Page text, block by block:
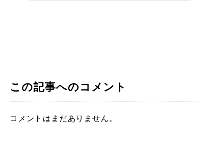
この記事へのコメント
コメントはまだありません。